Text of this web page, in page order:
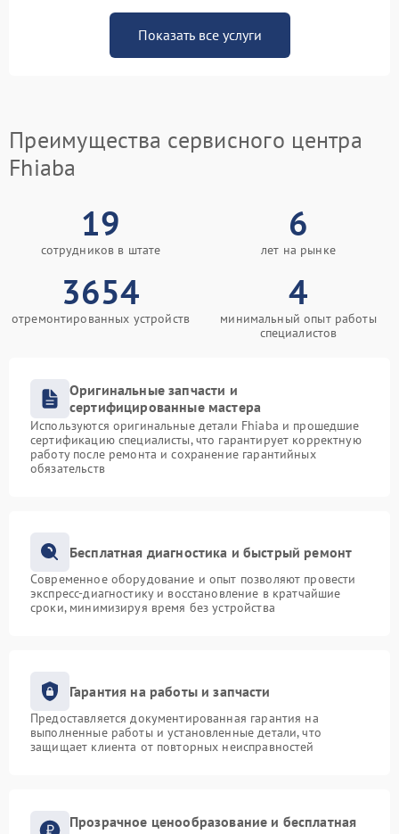
Показать все услуги
Преимущества сервисного центра
Fhiaba
19
сотрудников в штате
6
лет на рынке
3654
отремонтированных устройств
4
минимальный опыт работы
специалистов
Оригинальные запчасти и
сертифицированные мастера
Используются оригинальные детали Fhiaba и прошедшие
сертификацию специалисты, что гарантирует корректную
работу после ремонта и сохранение гарантийных
обязательств
Бесплатная диагностика и быстрый ремонт
Современное оборудование и опыт позволяют провести
экспресс-диагностику и восстановление в кратчайшие
сроки, минимизируя время без устройства
Гарантия на работы и запчасти
Предоставляется документированная гарантия на
выполненные работы и установленные детали, что
защищает клиента от повторных неисправностей
Прозрачное ценообразование и бесплатная